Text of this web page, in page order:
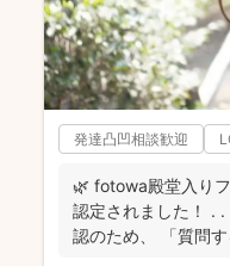
発達凸凹相談歓迎
🌿 fotowa殿堂入り
認定されました！ .
認のため、 「質問